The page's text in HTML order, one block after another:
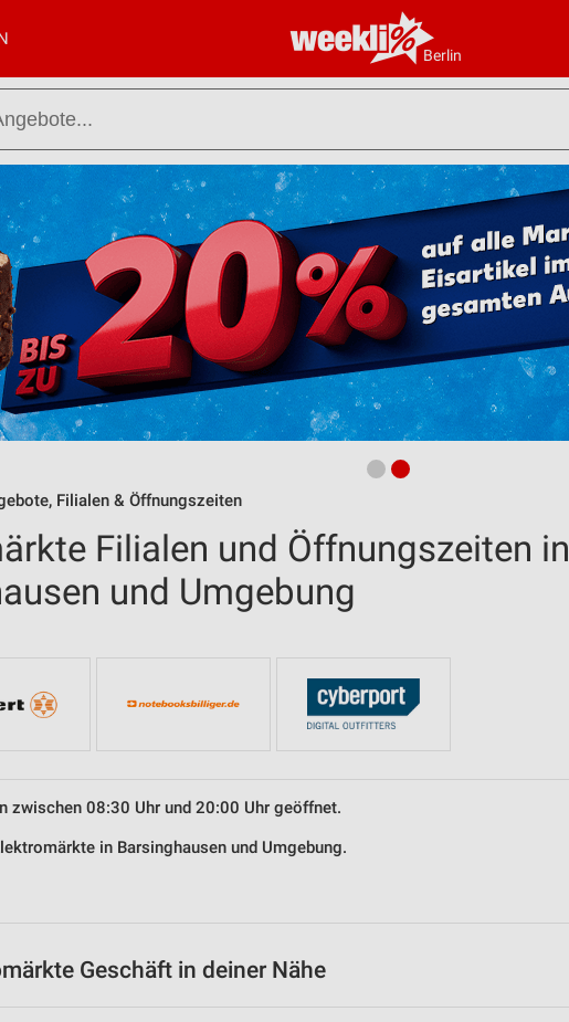
Berlin
Filialen & Öffnungszeiten
Filialen und Öffnungszeiten in
und Umgebung
zwischen 08:30 Uhr und 20:00 Uhr geöffnet.
in Barsinghausen und Umgebung.
Geschäft in deiner Nähe